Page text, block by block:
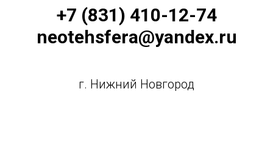
+7 (831) 410-12-74
neotehsfera@yandex.ru
г. Нижний Новгород